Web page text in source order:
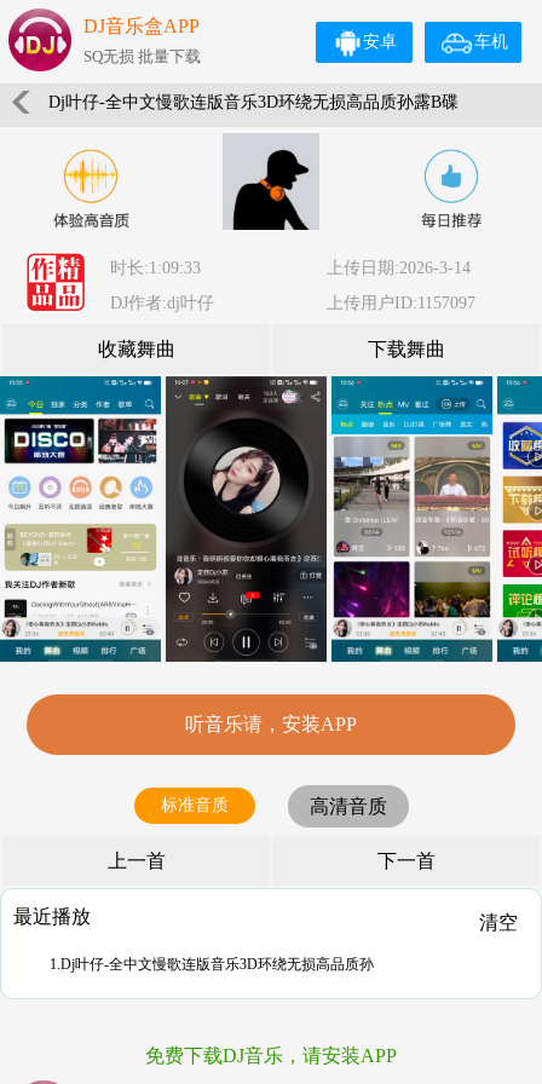
DJ音乐盒APP
SQ无损 批量下载
车机
安卓
Dj叶仔-全中文慢歌连版音乐3D环绕无损高品质孙露B碟
时长:1:09:33
上传日期:2026-3-14
DJ作者:dj叶仔
上传用户ID:1157097
收藏舞曲 下载舞曲
听音乐请，安装APP
标准音质 高清音质
上一首 下一首
最近播放 清空
1.Dj叶仔-全中文慢歌连版音乐3D环绕无损高品质孙
免费下载DJ音乐，请安装APP